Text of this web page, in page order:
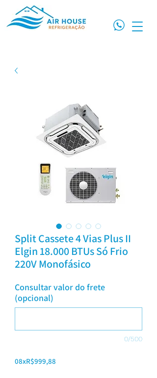
Split Cassete 4 Vias Plus II
Elgin 18.000 BTUs Só Frio
220V Monofásico
Consultar valor do frete
(opcional)
0/500
08xR$999,88